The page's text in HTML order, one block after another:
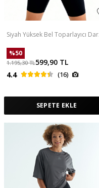
Siyah Yüksek Bel Toparlayıcı Dar
95302
%50
1.195,30TL599,90 TL
4.4
(16)
SEPETE EKLE